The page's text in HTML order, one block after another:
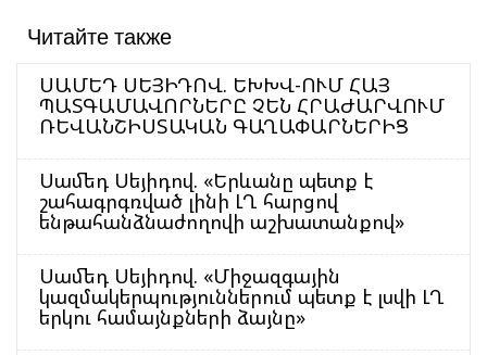
Читайте также
ՍԱՄԵԴ ՍԵՅԻԴՈՎ. ԵԽԽՎ-ՈՒՄ ՀԱՅ
ՊԱՏԳԱՄԱՎՈՐՆԵՐԸ ՉԵՆ ՀՐԱԺԱՐՎՈՒՄ
ՌԵՎԱՆՇԻՍՏԱԿԱՆ ԳԱՂԱՓԱՐՆԵՐԻՑ
Սամեդ Սեյիդով. «Երևանը պետք է
շահագրգռված լինի ԼՂ հարցով
ենթահանձնաժողովի աշխատանքով»
Սամեդ Սեյիդով. «Միջազգային
կազմակերպություններում պետք է լսվի ԼՂ
երկու համայնքների ձայնը»